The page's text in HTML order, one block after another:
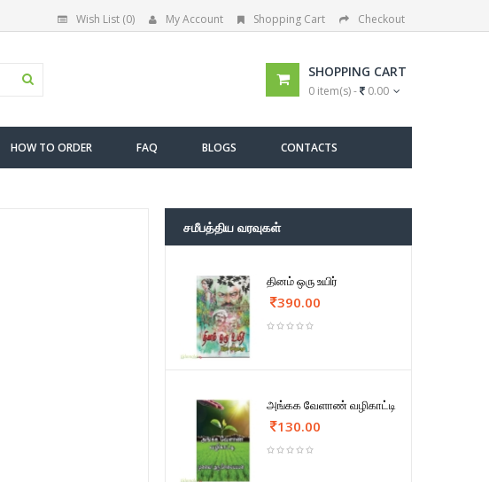
Wish List (0) My Account Shopping Cart Checkout
SHOPPING CART
0 item(s) - 0.00
HOW TO ORDER FAQ BLOGS CONTACTS
சமீபத்திய வரவுகள்
தினம் ஒரு உயிர்
390.00
அங்கக வேளாண் வழிகாட்டி
130.00